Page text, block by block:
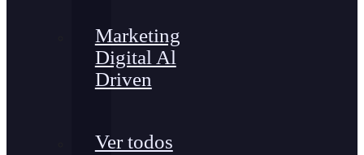
Marketing
Digital Al
Driven
Ver todos